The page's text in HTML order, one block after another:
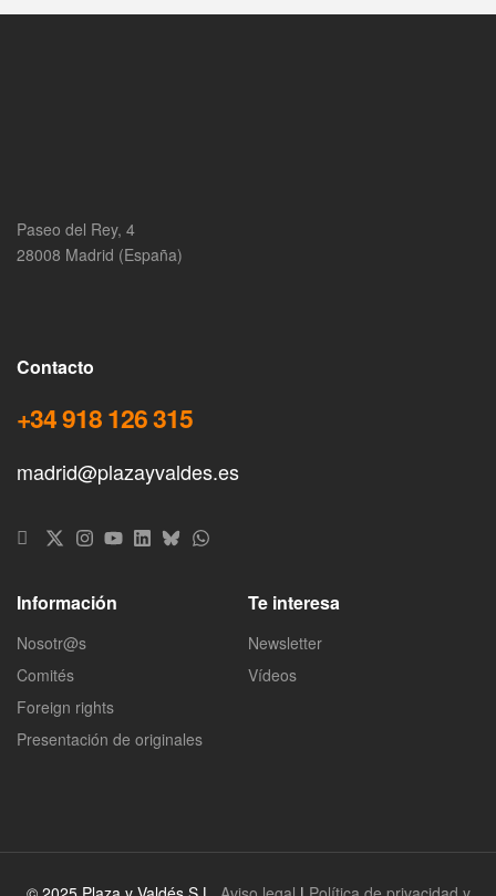
Paseo del Rey, 4
28008 Madrid (España)
Contacto
+34 918 126 315
madrid@plazayvaldes.es
Información
Nosotr@s
Comités
Foreign rights
Presentación de originales
Te interesa
Newsletter
Vídeos